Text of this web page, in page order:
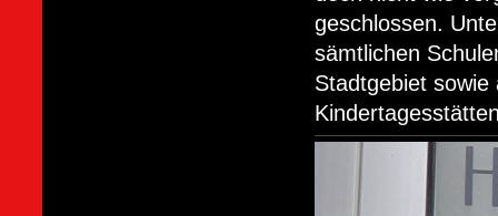
geschlossen.
sämtlichen
Stadtgebiet